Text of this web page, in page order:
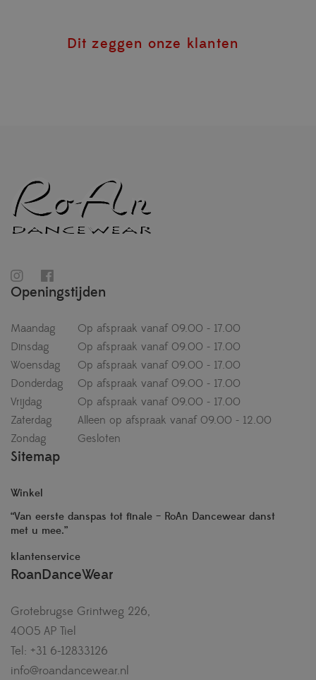
Dit zeggen onze klanten
Openingstijden
Maandag
Op afspraak vanaf 09.00 - 17.00
Dinsdag
Op afspraak vanaf 09.00 - 17.00
Woensdag
Op afspraak vanaf 09.00 - 17.00
Donderdag
Op afspraak vanaf 09.00 - 17.00
Vrijdag
Op afspraak vanaf 09.00 - 17.00
Zaterdag
Alleen op afspraak vanaf 09.00 - 12.00
Zondag
Gesloten
Sitemap
Winkel
“Van eerste danspas tot finale – RoAn Dancewear danst
met u mee.”
klantenservice
RoanDanceWear
Grotebrugse Grintweg 226,
4005 AP Tiel
Tel: +31 6-12833126
info@roandancewear.nl